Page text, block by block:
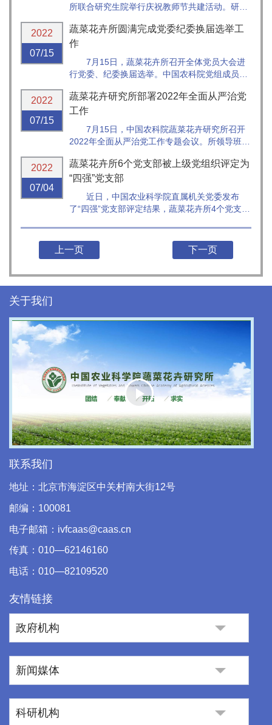
所联合研究生院举行庆祝教师节共建活动。研究
王述民，纪委书记、副院长李哲敏及相关处室负
责人一行，蔬菜花卉研究所所长张友军、党委书
2022
07/15
蔬菜花卉所圆满完成党委纪委换届选举工
作
7月15日，蔬菜花卉所召开全体党员大会进
行党委、纪委换届选举。中国农科院党组成员、
党委常务副书记舒文华同志、人事局副局长吴京
凯同志出席会议，全所200名正式党员、2名预备
2022
07/15
蔬菜花卉研究所部署2022年全面从严治党
工作
7月15日，中国农科院蔬菜花卉研究所召开
2022年全面从严治党工作专题会议。所领导班子
2022
07/04
蔬菜花卉所6个党支部被上级党组织评定为
“四强”党支部
近日，中国农业科学院直属机关党委发布
了“四强”党支部评定结果，蔬菜花卉所4个党支部
部。
上一页 下一页
关于我们
Play
Video
联系我们
地址：北京市海淀区中关村南大街12号
邮编：100081
电子邮箱：ivfcaas@caas.cn
传真：010—62146160
电话：010—82109520
友情链接
政府机构
新闻媒体
科研机构